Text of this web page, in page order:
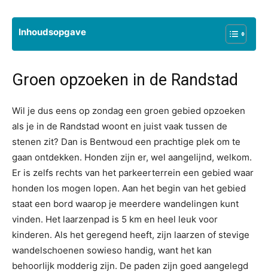
Inhoudsopgave
Groen opzoeken in de Randstad
Wil je dus eens op zondag een groen gebied opzoeken
als je in de Randstad woont en juist vaak tussen de
stenen zit? Dan is Bentwoud een prachtige plek om te
gaan ontdekken. Honden zijn er, wel aangelijnd, welkom.
Er is zelfs rechts van het parkeerterrein een gebied waar
honden los mogen lopen. Aan het begin van het gebied
staat een bord waarop je meerdere wandelingen kunt
vinden. Het laarzenpad is 5 km en heel leuk voor
kinderen. Als het geregend heeft, zijn laarzen of stevige
wandelschoenen sowieso handig, want het kan
behoorlijk modderig zijn. De paden zijn goed aangelegd